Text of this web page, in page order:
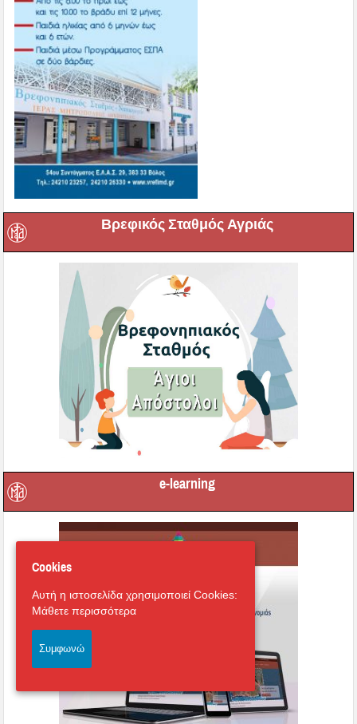
Βρεφικός Σταθμός Αγριάς
e-learning
Cookies
Αυτή η ιστοσελίδα χρησιμοποιεί Cookies:
Μάθετε περισσότερα
Συμφωνώ